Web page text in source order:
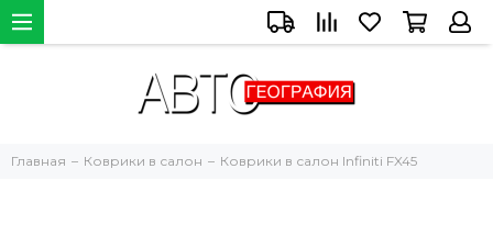
Главная Коврики в салон Коврики в салон Infiniti FX45